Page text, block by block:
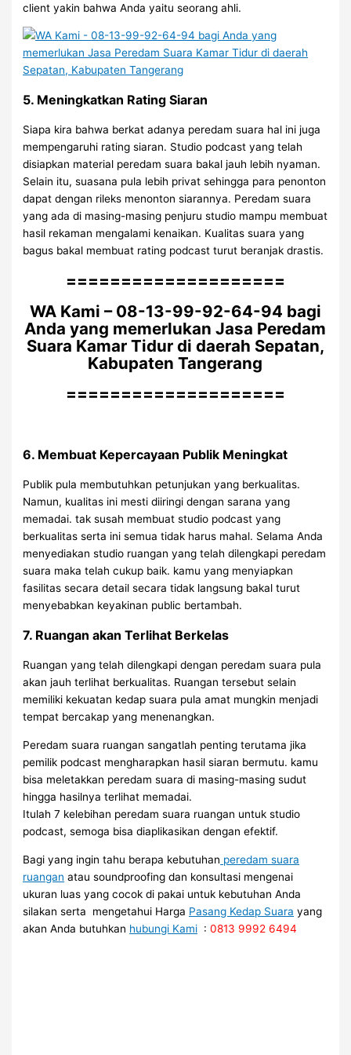
client yakin bahwa Anda yaitu seorang ahli.
5. Meningkatkan Rating Siaran
Siapa kira bahwa berkat adanya peredam suara hal ini juga
mempengaruhi rating siaran. Studio podcast yang telah
disiapkan material peredam suara bakal jauh lebih nyaman.
Selain itu, suasana pula lebih privat sehingga para penonton
dapat dengan rileks menonton siarannya. Peredam suara
yang ada di masing-masing penjuru studio mampu membuat
hasil rekaman mengalami kenaikan. Kualitas suara yang
bagus bakal membuat rating podcast turut beranjak drastis.
====================
WA Kami – 08-13-99-92-64-94 bagi
Anda yang memerlukan Jasa Peredam
Suara Kamar Tidur di daerah Sepatan,
Kabupaten Tangerang
====================
6. Membuat Kepercayaan Publik Meningkat
Publik pula membutuhkan petunjukan yang berkualitas.
Namun, kualitas ini mesti diiringi dengan sarana yang
memadai. tak susah membuat studio podcast yang
berkualitas serta ini semua tidak harus mahal. Selama Anda
menyediakan studio ruangan yang telah dilengkapi peredam
suara maka telah cukup baik. kamu yang menyiapkan
fasilitas secara detail secara tidak langsung bakal turut
menyebabkan keyakinan public bertambah.
7. Ruangan akan Terlihat Berkelas
Ruangan yang telah dilengkapi dengan peredam suara pula
akan jauh terlihat berkualitas. Ruangan tersebut selain
memiliki kekuatan kedap suara pula amat mungkin menjadi
tempat bercakap yang menenangkan.
Peredam suara ruangan sangatlah penting terutama jika
pemilik podcast mengharapkan hasil siaran bermutu. kamu
bisa meletakkan peredam suara di masing-masing sudut
hingga hasilnya terlihat memadai.
Itulah 7 kelebihan peredam suara ruangan untuk studio
podcast, semoga bisa diaplikasikan dengan efektif.
Bagi yang ingin tahu berapa kebutuhan peredam suara
ruangan atau soundproofing dan konsultasi mengenai
ukuran luas yang cocok di pakai untuk kebutuhan Anda
silakan serta mengetahui Harga Pasang Kedap Suara yang
akan Anda butuhkan hubungi Kami :0813 9992 6494